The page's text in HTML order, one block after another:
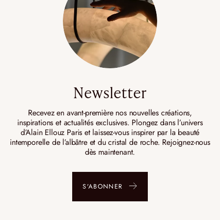
Newsletter
Recevez en avant-première nos nouvelles créations,
inspirations et actualités exclusives. Plongez dans l’univers
d’Alain Ellouz Paris et laissez-vous inspirer par la beauté
intemporelle de l’albâtre et du cristal de roche. Rejoignez-nous
dès maintenant.
S'ABONNER